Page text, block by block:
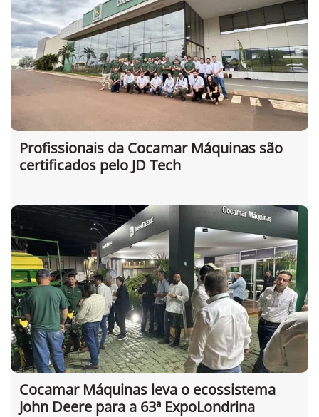
Profissionais da Cocamar Máquinas são
certificados pelo JD Tech
Cocamar Máquinas leva o ecossistema
John Deere para a 63ª ExpoLondrina